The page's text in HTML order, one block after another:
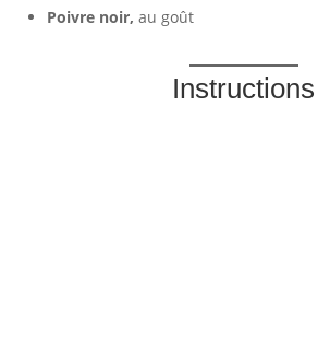
Poivre noir, au goût
Instructions